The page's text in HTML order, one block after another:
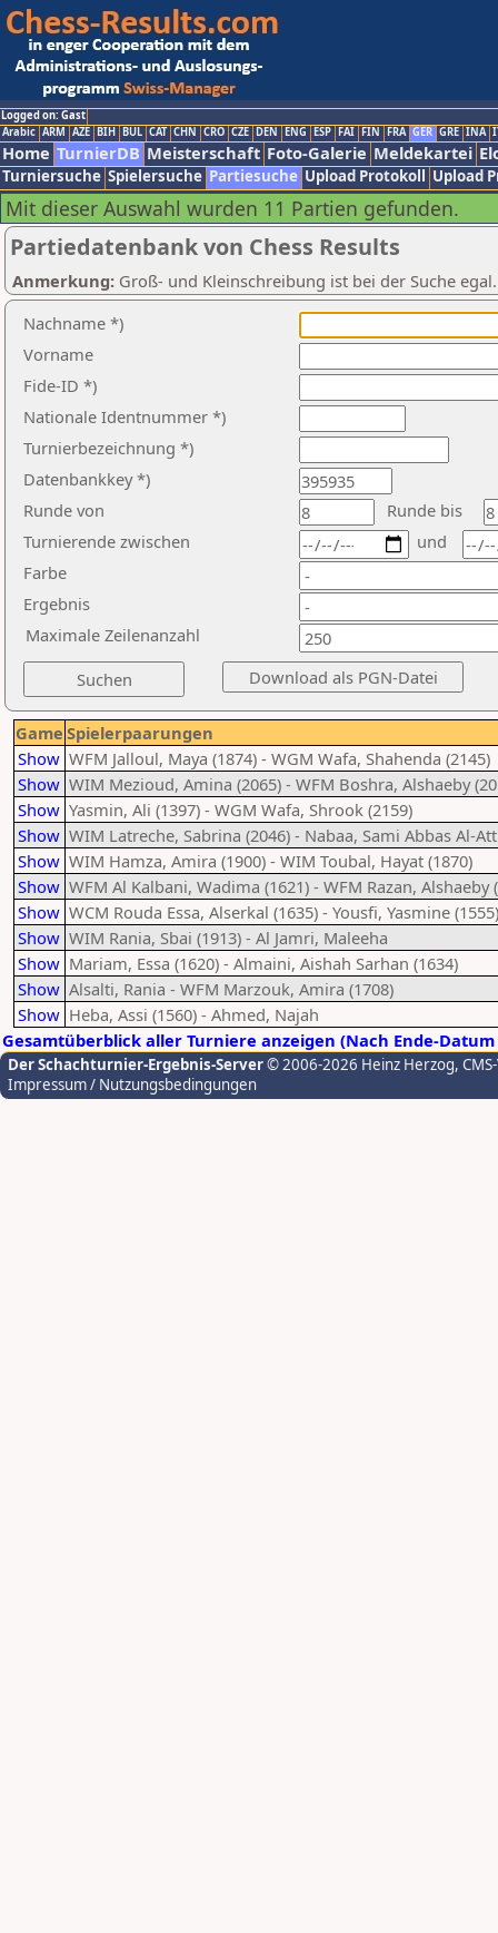
Logged on: Gast
Arabic ARM AZE BIH BUL CAT CHN CRO CZE DEN ENG ESP FAI FIN FRA GER GRE INA
Home TurnierDB Meisterschaft Foto-Galerie Meldekartei
Turniersuche Spielersuche Partiesuche Upload Protokoll Upload
Mit dieser Auswahl wurden 11 Partien gefunden.
Partiedatenbank von Chess Results
Anmerkung: Groß- und Kleinschreibung ist bei der Suche
Nachname *)
Vorname
Fide-ID *)
Nationale Identnummer *)
Turnierbezeichnung *)
Datenbankkey *)
Runde von
Runde bis
Turnierende zwischen
Farbe
Ergebnis
und
Maximale Zeilenanzahl
Game Spielerpaarungen
Show WFM Jalloul, Maya (1874) - WGM Wafa, Shahenda (2145)
Show WIM Mezioud, Amina (2065) - WFM Boshra, Alshaeby
Show Yasmin, Ali (1397) - WGM Wafa, Shrook (2159)
Show WIM Latreche, Sabrina (2046) - Nabaa, Sami Abbas Al-
Show WIM Hamza, Amira (1900) - WIM Toubal, Hayat (1870)
Show WFM Al Kalbani, Wadima (1621) - WFM Razan, Alshaeby
Show WCM Rouda Essa, Alserkal (1635) - Yousfi, Yasmine (1555)
Show WIM Rania, Sbai (1913) - Al Jamri, Maleeha
Show Mariam, Essa (1620) - Almaini, Aishah Sarhan (1634)
Show Alsalti, Rania - WFM Marzouk, Amira (1708)
Show Heba, Assi (1560) - Ahmed, Najah
Gesamtüberblick aller Turniere anzeigen (Nach Ende-
Der Schachturnier-Ergebnis-Server© 2006-2026 Heinz Herzog,
Impressum / Nutzungsbedingungen